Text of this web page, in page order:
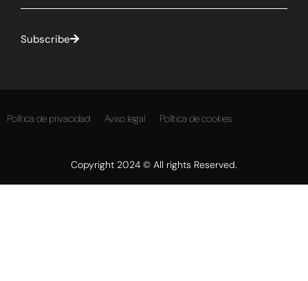
Subscribe
Política de privacidad Aviso legal Política de cookies
Copyright 2024 © All rights Reserved.